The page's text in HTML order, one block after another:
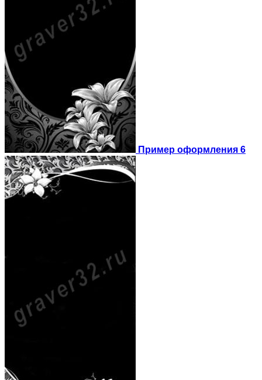
Пример оформления 6